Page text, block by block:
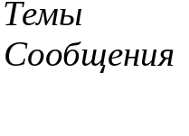
Темы
Сообщения